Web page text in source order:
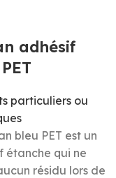
adhésif
particuliers ou
bleu PET est un
étanche qui ne
résidu lors de